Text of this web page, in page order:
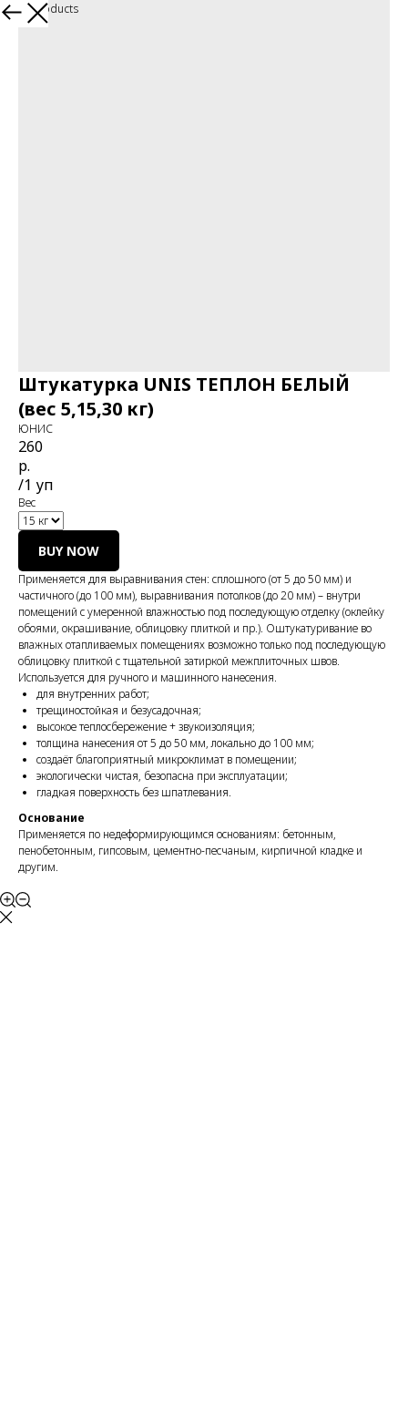
More products
Штукатурка UNIS ТЕПЛОН БЕЛЫЙ
(вес 5,15,30 кг)
ЮНИС
260
р.
/1 уп
Вес
BUY NOW
Применяется для выравнивания стен: сплошного (от 5 до 50 мм) и
частичного (до 100 мм), выравнивания потолков (до 20 мм) – внутри
помещений с умеренной влажностью под последующую отделку (оклейку
обоями, окрашивание, облицовку плиткой и пр.). Оштукатуривание во
влажных отапливаемых помещениях возможно только под последующую
облицовку плиткой с тщательной затиркой межплиточных швов.
Используется для ручного и машинного нанесения.
для внутренних работ;
трещиностойкая и безусадочная;
высокое теплосбережение + звукоизоляция;
толщина нанесения от 5 до 50 мм, локально до 100 мм;
создаёт благоприятный микроклимат в помещении;
экологически чистая, безопасна при эксплуатации;
гладкая поверхность без шпатлевания.
Основание
Применяется по недеформирующимся основаниям: бетонным,
пенобетонным, гипсовым, цементно-песчаным, кирпичной кладке и
другим.